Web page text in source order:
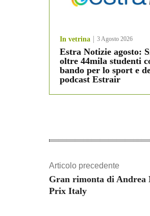
In vetrina 3 Agosto 2026
Estra Notizie agosto:
oltre 44mila studenti
bando per lo sport e
podcast Estrair
Articolo precedente
Gran rimonta di Andrea
Prix Italy